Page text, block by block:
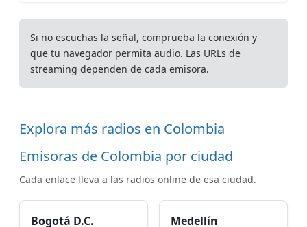
Si no escuchas la señal, comprueba la conexión y
que tu navegador permita audio. Las URLs de
streaming dependen de cada emisora.
Explora más radios en Colombia
Emisoras de Colombia por ciudad
Cada enlace lleva a las radios online de esa ciudad.
Bogotá D.C. Medellín